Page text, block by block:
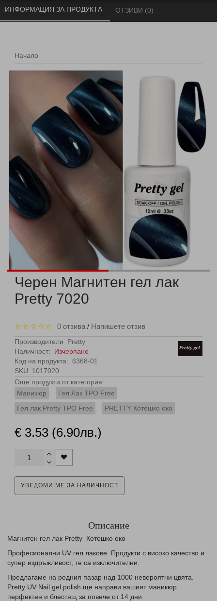
Начало
ИНФОРМАЦИЯ ЗА ПРОДУКТА ОТЗИВИ (0)
Черен Магнитен гел лак
Pretty 7020
0 отзива / Напишете отзив
Производители
Pretty
Наличност: Изчерпано
Код на продукта: 6368-01
SKU: 1017020
Още продукти от категория:
Маникюр
Гел Лак TPO Free
Гел лак Pretty TPO Free
PRETTY Котешко око
€ 3.53 (6.90лв.)
УВЕДОМИ МЕ ЗА НАЛИЧНОСТ
Описание
Магнитен гел лак Pretty Котешко око
Професионални UV гел лаковe. Продукти с високо качество и
супер издръжливост, те са изключителни.
Предлагаме на родния пазар над 1000 невероятни цвята.
Pretty UV Nail gel polish ще направи вашият маникюр
перфектен и блестящ за повече от 14 дни.